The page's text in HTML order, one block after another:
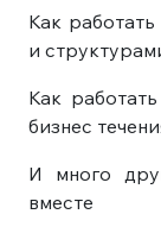
Как
и
Как
бизнес
И много
вместе